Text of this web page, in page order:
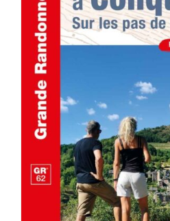
AJOUTER AU PANIER